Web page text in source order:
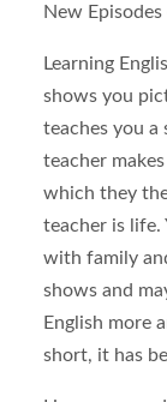
New
Learning
shows you
teaches you a
teacher
which they
teacher is life.
with family
shows and
English more
short, it has